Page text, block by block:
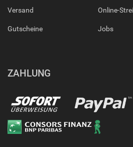
Versand
Gutscheine
Online-
Jobs
ZAHLUNG